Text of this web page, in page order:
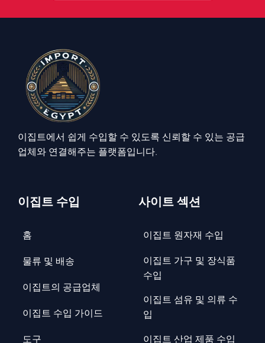
이집트에서 쉽게 수입할 수 있도록 신뢰할 수 있는 공급
업체와 연결해주는 플랫폼입니다.
이집트 수입
홈
물류 및 배송
이집트의 공급업체
이집트 수입 가이드
사이트 섹션
이집트 원자재 수입
이집트 가구 및 장식품
수입
이집트 섬유 및 의류 수
입